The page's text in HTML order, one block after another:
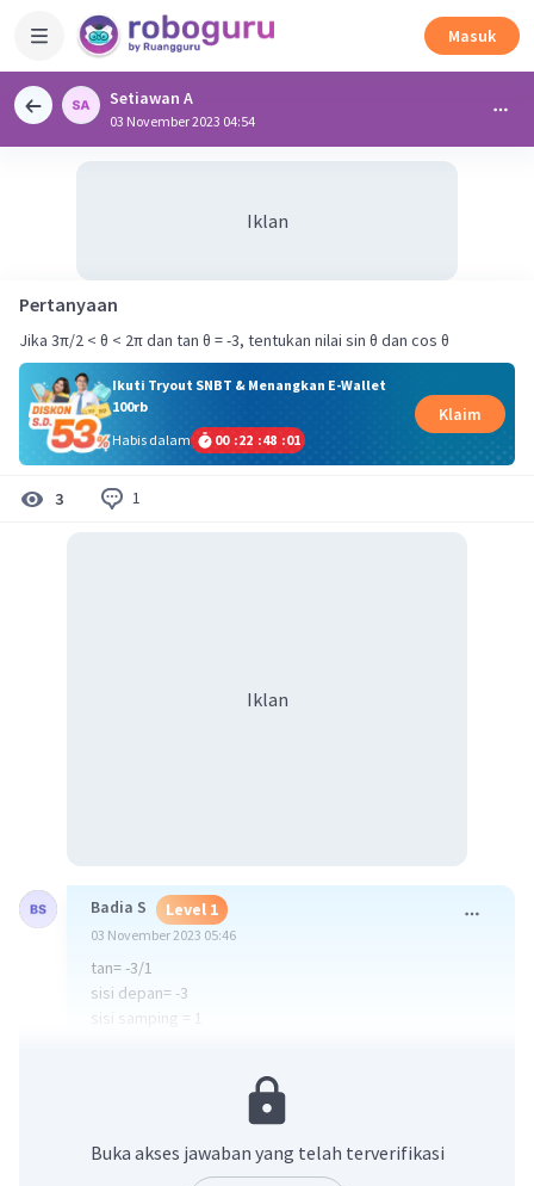
Masuk
Setiawan A
03 November 2023 04:54
Iklan
Pertanyaan
Jika 3π/2 < θ < 2π dan tan θ = -3, tentukan nilai sin θ dan cos θ
Ikuti Tryout SNBT & Menangkan E-Wallet
100rb
Habis dalam
00 :22 :48 :00
Klaim
3 1
Iklan
Badia S Level 1
03 November 2023 05:46
tan= -3/1
sisi depan= -3
sisi samping = 1
Berada di kuadran II - IV maka yang semua sudut positif
sin = depan/miring= 3/√10 = 3√10/10
cos= samping/miring = 1/√10 = 1/10 √10
Buka akses jawaban yang telah terverifikasi